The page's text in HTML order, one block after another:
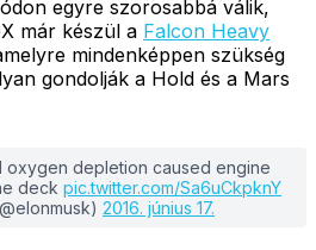
egyre szorosabbá válik,
már készül a Falcon Heavy
mindenképpen szükség
gondolják a Hold és a Mars
oxygen depletion caused engine
deck pic.twitter.com/Sa6uCkpknY
2016. június 17.